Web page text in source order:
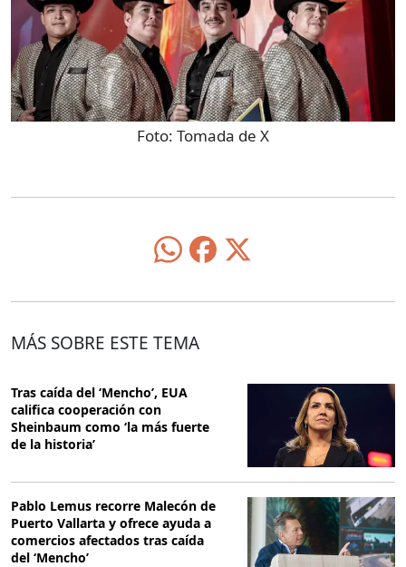
Foto: Tomada de X
MÁS SOBRE ESTE TEMA
Tras caída del ‘Mencho’, EUA
califica cooperación con
Sheinbaum como ‘la más fuerte
de la historia’
Pablo Lemus recorre Malecón de
Puerto Vallarta y ofrece ayuda a
comercios afectados tras caída
del ‘Mencho’